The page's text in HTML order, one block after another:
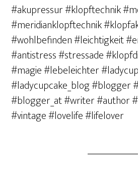
#akupressur #klopftechnik
#meridianklopftechnik
#wohlbefinden #leichtigkeit
#antistress #stressade
#magie #lebeleichter
#ladycupcake_blog #blogger
#blogger_at #writer #author
#vintage #lovelife #lifelover